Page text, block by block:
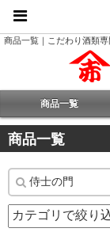
商品一覧｜こだわり酒類
商品一覧
商品一覧